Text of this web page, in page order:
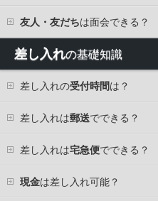
友人・友だちは面会できる？
差し入れの基礎知識
差し入れの受付時間は？
差し入れは郵送でできる？
差し入れは宅急便でできる？
現金は差し入れ可能？